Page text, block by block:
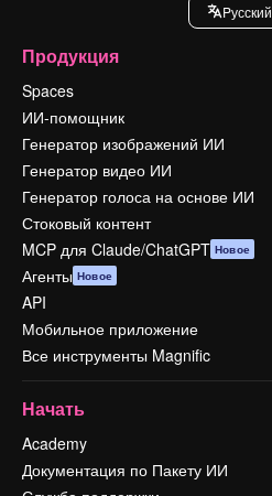
Pусский
Продукция
Spaces
ИИ-помощник
Генератор изображений ИИ
Генератор видео ИИ
Генератор голоса на основе ИИ
Стоковый контент
MCP для Claude/ChatGPT Новое
Агенты Новое
API
Мобильное приложение
Все инструменты Magnific
Начать
Academy
Документация по Пакету ИИ